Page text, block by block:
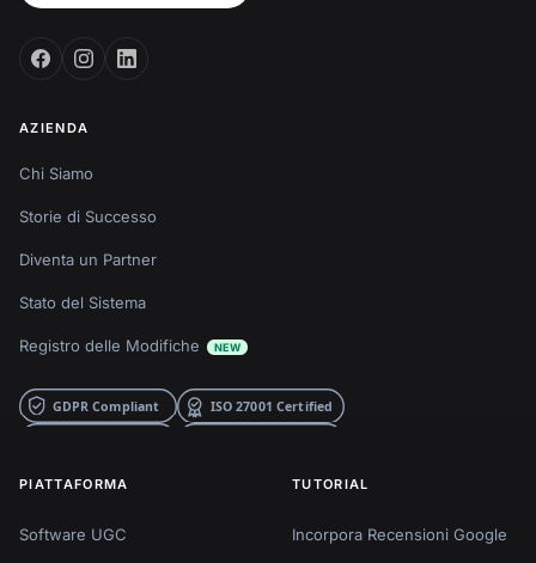
AZIENDA
Chi Siamo
Storie di Successo
Diventa un Partner
Stato del Sistema
Registro delle Modifiche NEW
PIATTAFORMA
Software UGC
TUTORIAL
Incorpora Recensioni Google